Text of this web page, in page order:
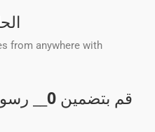
from anywhere with
قم بتضمين 0
__